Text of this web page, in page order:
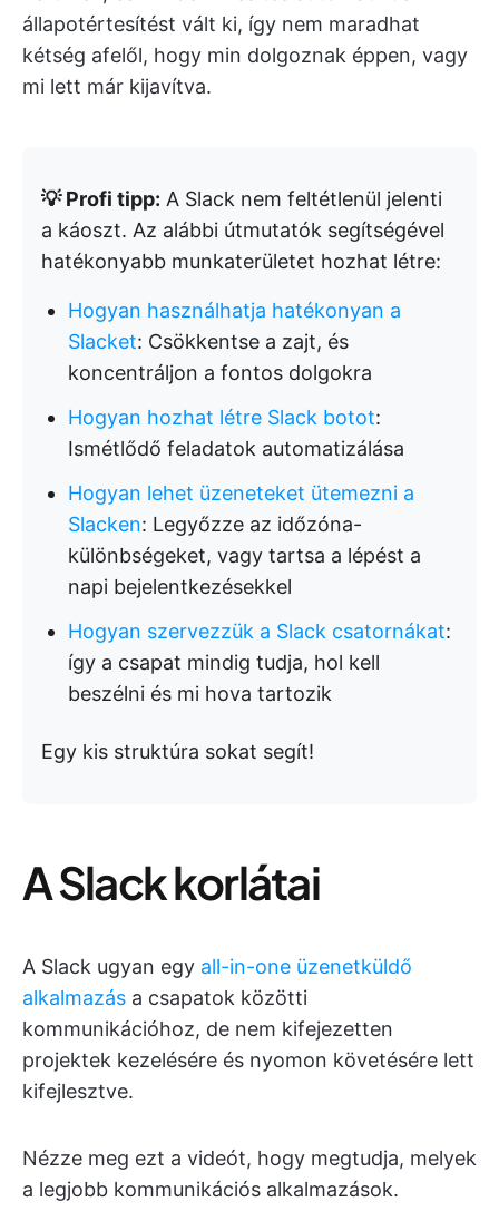
állapotértesítést vált ki, így nem maradhat
kétség afelől, hogy min dolgoznak éppen, vagy
mi lett már kijavítva.
💡 Profi tipp: A Slack nem feltétlenül jelenti
a káoszt. Az alábbi útmutatók segítségével
hatékonyabb munkaterületet hozhat létre:
Hogyan használhatja hatékonyan a
Slacket: Csökkentse a zajt, és
koncentráljon a fontos dolgokra
Hogyan hozhat létre Slack botot:
Ismétlődő feladatok automatizálása
Hogyan lehet üzeneteket ütemezni a
Slacken: Legyőzze az időzóna-
különbségeket, vagy tartsa a lépést a
napi bejelentkezésekkel
Hogyan szervezzük a Slack csatornákat:
így a csapat mindig tudja, hol kell
beszélni és mi hova tartozik
Egy kis struktúra sokat segít!
A Slack korlátai
A Slack ugyan egy all-in-one üzenetküldő
alkalmazás a csapatok közötti
kommunikációhoz, de nem kifejezetten
projektek kezelésére és nyomon követésére lett
kifejlesztve.
Nézze meg ezt a videót, hogy megtudja, melyek
a legjobb kommunikációs alkalmazások.